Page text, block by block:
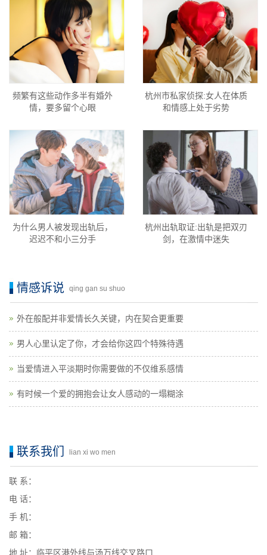
频繁有这些动作多半有婚外
情，要多留个心眼
杭州市私家侦探:女人在体质
和情感上处于劣势
为什么男人被发现出轨后，
迟迟不和小三分手
杭州出轨取证:出轨是把双刃
剑，在激情中迷失
情感诉说 qing gan su shuo
外在般配并非爱情长久关键，内在契合更重要
男人心里认定了你，才会给你这四个特殊待遇
当爱情进入平淡期时你需要做的不仅维系感情
有时候一个爱的拥抱会让女人感动的一塌糊涂
联系我们 lian xi wo men
联 系：
电 话：
手 机：
邮 箱：
地 址：临平区港外线与汤万线交叉路口